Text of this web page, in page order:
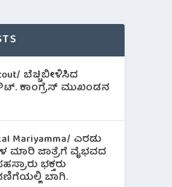
ಬೆಚ್ಚಿಬೀಳಿಸಿದ
ಕಾಂಗ್ರೆಸ್ ಮುಖಂಡನ
Mariyamma/ ಎರಡು
ಮಾರಿ ಜಾತ್ರೆಗೆ ವೈಭವದ
ಭಕ್ತರು
ಬಾಗಿ.